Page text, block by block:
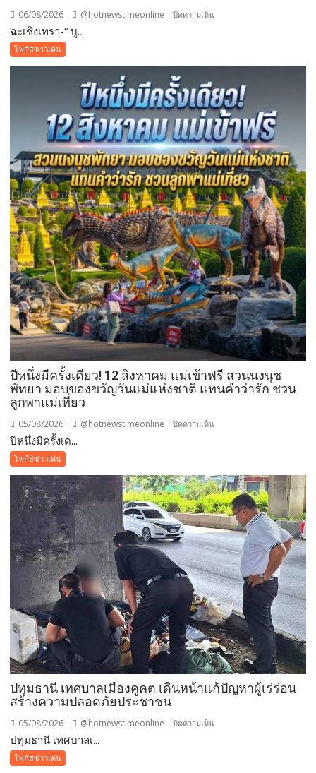
06/08/2026 @hotnewstimeonline ปิดความเห็น
พา
ว
เวอร์
”
ส่ง
เสริม
โรงเรียน
สุข
ภาวะ
ดี
ด้วย
จุลินทรีย์”
(
Healthy
school)
เสริม
ความ
รู้
เยาวชน
จัดการ
ฉะเชิงเทรา-​“ บู...
โฟกัสข่าวเด่น
ปีหนึ่งมีครั้งเดียว! 12 สิงหาคม แม่เข้าฟรี สวนนงนุช
พัทยา มอบของขวัญวันแม่แห่งชาติ แทนคำว่ารัก ชวน
ลูกพาแม่เที่ยว
05/08/2026 @hotnewstimeonline ปิดความเห็น
ครั้ง
เดียว!
12
สิงหาคม
แม่
เข้า
ฟรี
สวน
นงนุช
พัทยา
มอบ
ของ
ขวัญ
วัน
ปีหนึ่งมีครั้งเด...
โฟกัสข่าวเด่น
ปทุมธานี เทศบาลเมืองคูคต เดินหน้าแก้ปัญหาผู้เร่ร่อน
สร้างความปลอดภัยประชาชน
05/08/2026 @hotnewstimeonline ปิดความเห็น
ปทุมธานี เทศบาลเ...
โฟกัสข่าวเด่น